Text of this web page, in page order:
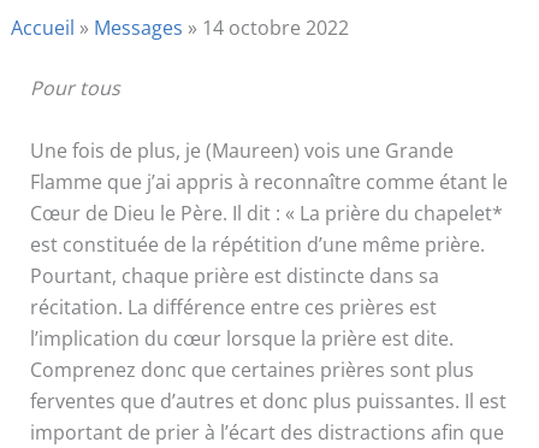
Accueil » Messages » 14 octobre 2022
Pour tous
Une fois de plus, je (Maureen) vois une Grande
Flamme que j’ai appris à reconnaître comme étant le
Cœur de Dieu le Père. Il dit : « La prière du chapelet*
est constituée de la répétition d’une même prière.
Pourtant, chaque prière est distincte dans sa
récitation. La différence entre ces prières est
l’implication du cœur lorsque la prière est dite.
Comprenez donc que certaines prières sont plus
ferventes que d’autres et donc plus puissantes. Il est
important de prier à l’écart des distractions afin que